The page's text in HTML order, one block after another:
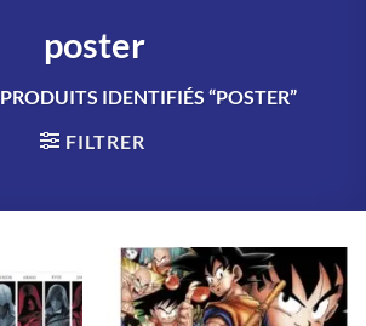
poster
PRODUITS IDENTIFIÉS “POSTER”
FILTRER